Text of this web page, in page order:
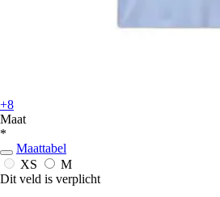
+8
Maat
*
Maattabel
XS
M
Dit veld is verplicht